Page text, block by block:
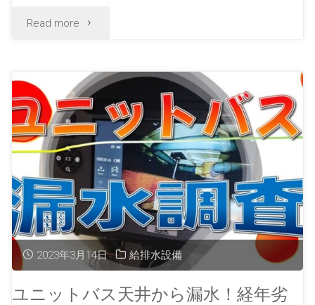
Read more
2023年3月14日 給排水設備
ユニットバス天井から漏水！経年劣